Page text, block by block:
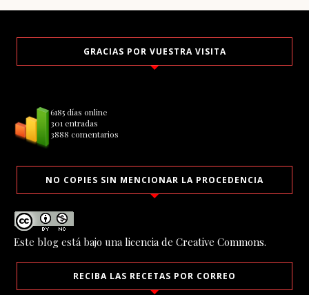
GRACIAS POR VUESTRA VISITA
6185 días online
301 entradas
3888 comentarios
NO COPIES SIN MENCIONAR LA PROCEDENCIA
Este blog está bajo unalicencia de Creative Commons.
RECIBA LAS RECETAS POR CORREO